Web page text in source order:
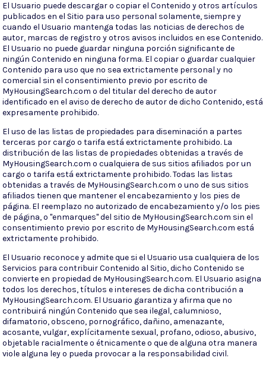
El Usuario puede descargar o copiar el Contenido y otros artículos
publicados en el Sitio para uso personal solamente, siempre y
cuando el Usuario mantenga todas las noticias de derechos de
autor, marcas de registro y otros avisos incluidos en ese Contenido.
El Usuario no puede guardar ninguna porción significante de
ningún Contenido en ninguna forma. El copiar o guardar cualquier
Contenido para uso que no sea extrictamente personal y no
comercial sin el consentimiento previo por escrito de
MyHousingSearch.com o del titular del derecho de autor
identificado en el aviso de derecho de autor de dicho Contenido, está
expresamente prohibido.
El uso de las listas de propiedades para diseminación a partes
terceras por cargo o tarifa está extrictamente prohibido. La
distribución de las listas de propiedades obtenidas a través de
MyHousingSearch.com o cualquiera de sus sitios afiliados por un
cargo o tarifa está extrictamente prohibido. Todas las listas
obtenidas a través de MyHousingSearch.com o uno de sus sitios
afiliados tienen que mantener el encabezamiento y los pies de
página. El reemplazo no autorizado de encabezamiento y/o los pies
de página, o "enmarques" del sitio de MyHousingSearch.com sin el
consentimiento previo por escrito de MyHousingSearch.com está
extrictamente prohibido.
El Usuario reconoce y admite que si el Usuario usa cualquiera de los
Servicios para contribuir Contenido al Sitio, dicho Contenido se
convierte en propiedad de MyHousingSearch.com. El Usuario asigna
todos los derechos, títulos e intereses de dicha contribución a
MyHousingSearch.com. El Usuario garantiza y afirma que no
contribuirá ningún Contenido que sea ilegal, calumnioso,
difamatorio, obsceno, pornográfico, dañino, amenazante,
acosante, vulgar, explícitamente sexual, profano, odioso, abusivo,
objetable racialmente o étnicamente o que de alguna otra manera
viole alguna ley o pueda provocar a la responsabilidad civil.